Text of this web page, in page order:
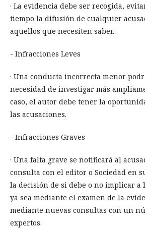
· La evidencia debe ser recogida,
tiempo la difusión de cualquier
aquellos que necesiten saber.
- Infracciones Leves
· Una conducta incorrecta menor
necesidad de investigar más
caso, el autor debe tener la
las acusaciones.
- Infracciones Graves
· Una falta grave se notificará al
consulta con el editor o Sociedad en
la decisión de si debe o no implicar a
ya sea mediante el examen de la
mediante nuevas consultas con un
expertos.